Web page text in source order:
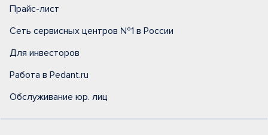
Прайс-лист
Сеть сервисных центров №1 в России
Для инвесторов
Работа в Pedant.ru
Обслуживание юр. лиц